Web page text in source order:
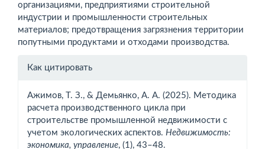
организациями, предприятиями строительной
индустрии и промышленности строительных
материалов; предотвращения загрязнения территории
попутными продуктами и отходами производства.
Информация
Как цитировать
Ажимов, Т. З., & Демьянко, А. А. (2025). Методика
расчета производственного цикла при
строительстве промышленной недвижимости с
учетом экологических аспектов. Недвижимость:
экономика, управление, (1), 43–48.